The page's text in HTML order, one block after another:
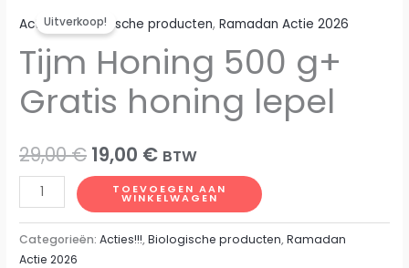
Uitverkoop!
Acties!!!,Biologische producten,Ramadan Actie 2026
Tijm Honing 500 g+
Gratis honing lepel
29,00€ Oorspronkelijke
prijs
was:
19,00 €Huidige
prijs
is:
BTW
Tijm
Honing
500
g+
TOEVOEGEN AAN
WINKELWAGEN
Categorieën:Acties!!!,Biologische producten,Ramadan
Actie 2026